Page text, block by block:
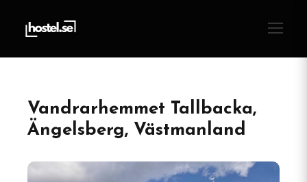
Vandrarhemmet Tallbacka,
Ängelsberg, Västmanland